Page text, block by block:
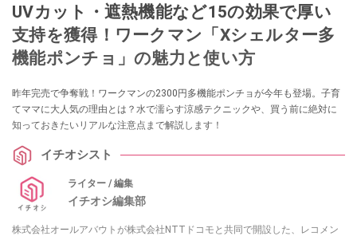
UVカット・遮熱機能など15の効果で厚い
支持を獲得！ワークマン「Xシェルター多
機能ポンチョ」の魅力と使い方
昨年完売で争奪戦！ワークマンの2300円多機能ポンチョが今年も登場。子育
てママに大人気の理由とは？水で濡らす涼感テクニックや、買う前に絶対に
知っておきたいリアルな注意点まで解説します！
イチオシスト
ライター / 編集
イチオシ編集部
株式会社オールアバウトが株式会社NTTドコモと共同で開設した、レコメン